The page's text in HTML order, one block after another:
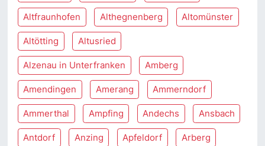
Altfraunhofen Althegnenberg Altomünster
Altötting Altusried
Alzenau in Unterfranken Amberg
Amendingen Amerang Ammerndorf
Ammerthal Ampfing Andechs Ansbach
Antdorf Anzing Apfeldorf Arberg